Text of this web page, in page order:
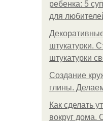
ребенка: 5
для
штукатурки.
штукатурки
Создание
глины.
Как сделать
вокруг дома.